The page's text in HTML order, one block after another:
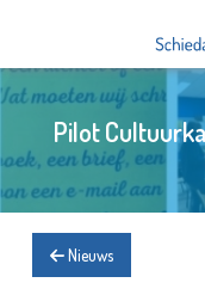
Pilot
Nieuws